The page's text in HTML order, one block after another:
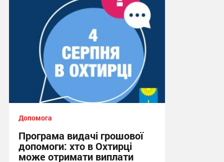
Допомога
Програма видачі грошової
допомоги: хто в Охтирці
може отримати виплати